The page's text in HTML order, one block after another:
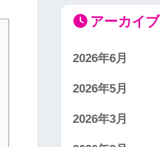
アーカイブ
2026年6月
2026年5月
2026年3月